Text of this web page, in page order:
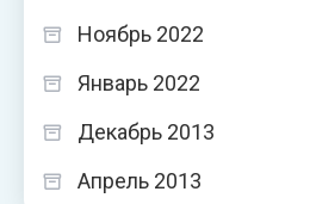
Ноябрь 2022
Январь 2022
Декабрь 2013
Апрель 2013